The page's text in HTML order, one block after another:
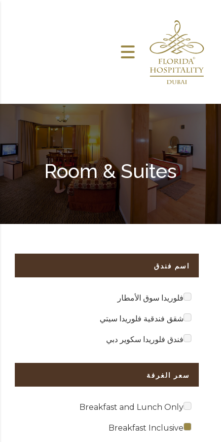
Room & Suites
اسم فندق
فلوريدا سوق الأمطار
شقق فندقية فلوريدا سيتي
فندق فلوريدا سكوير دبي
سعر الغرفة
Breakfast and Lunch Only
Breakfast Inclusive